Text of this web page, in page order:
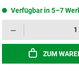
Verfügbar in 5–7
ZUM